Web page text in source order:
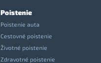
Poistenie
Poistenie auta
Cestovné poistenie
Životné poistenie
Zdravotné poistenie